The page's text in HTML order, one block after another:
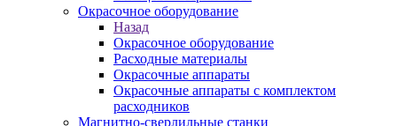
Окрасочное оборудование
Назад
Окрасочное оборудование
Расходные материалы
Окрасочные аппараты
Окрасочные аппараты с комплектом
расходников
Магнитно-сверлильные станки